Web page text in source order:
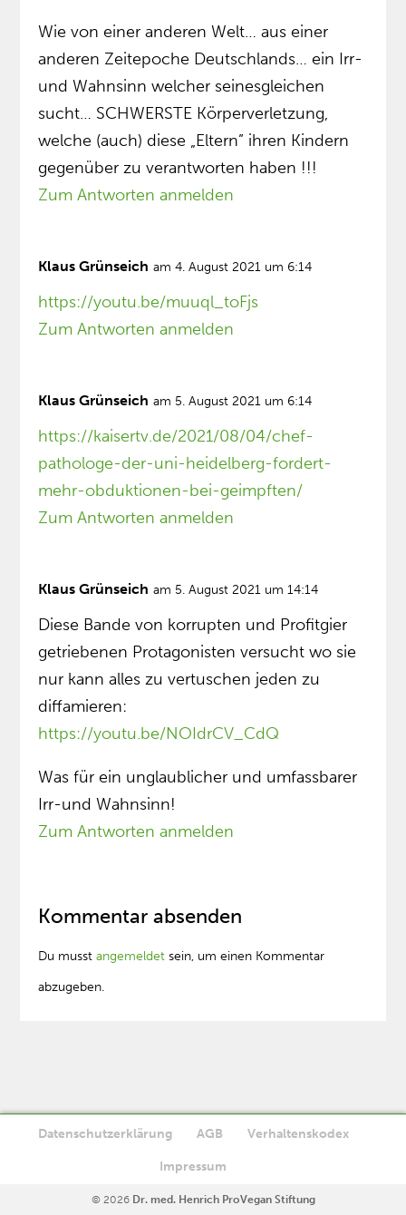
Wie von einer anderen Welt… aus einer
anderen Zeitepoche Deutschlands… ein Irr-
und Wahnsinn welcher seinesgleichen
sucht… SCHWERSTE Körperverletzung,
welche (auch) diese „Eltern” ihren Kindern
gegenüber zu verantworten haben !!!
Zum Antworten anmelden
Klaus Grünseich am 4. August 2021 um 6:14
https://youtu.be/muuql_toFjs
Zum Antworten anmelden
Klaus Grünseich am 5. August 2021 um 6:14
https://kaisertv.de/2021/08/04/chef-
pathologe-der-uni-heidelberg-fordert-
mehr-obduktionen-bei-geimpften/
Zum Antworten anmelden
Klaus Grünseich am 5. August 2021 um 14:14
Diese Bande von korrupten und Profitgier
getriebenen Protagonisten versucht wo sie
nur kann alles zu vertuschen jeden zu
diffamieren:
https://youtu.be/NOIdrCV_CdQ
Was für ein unglaublicher und umfassbarer
Irr-und Wahnsinn!
Zum Antworten anmelden
Kommentar absenden
Du musstangemeldet sein, um einen Kommentar
abzugeben.
Datenschutzerklärung AGB Verhaltenskodex
Impressum
© 2026 Dr. med. Henrich ProVegan Stiftung